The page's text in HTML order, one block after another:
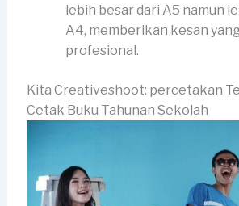
lebih besar dari A5 namun
A4, memberikan kesan
profesional.
Kita Creativeshoot: percetakan
Cetak Buku Tahunan Sekolah